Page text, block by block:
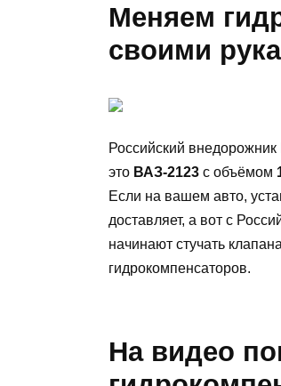
Меняем
своими
Российский
это ВАЗ-2123 с объёмом
Если на вашем авто,
доставляет, а вот с
начинают стучать
гидрокомпенсаторов.
На видео